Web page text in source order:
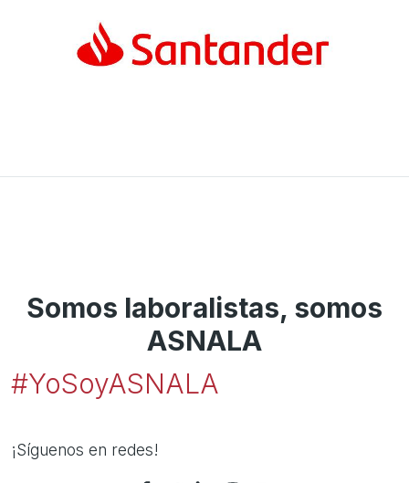
Somos laboralistas, somos
ASNALA
#YoSoyASNALA
¡Síguenos en redes!